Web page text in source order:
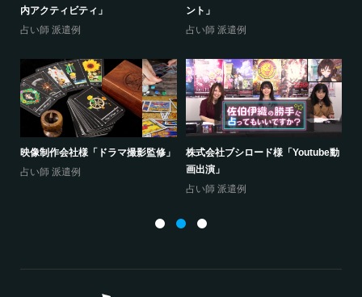
内アクティビティ」
占い師 派遣例
ント」
占い師 派遣例
映像制作会社様「ドラマ撮影監修」
占い師 派遣例
株式会社ブシロード様「Youtube動
画出演」
占い師 派遣例